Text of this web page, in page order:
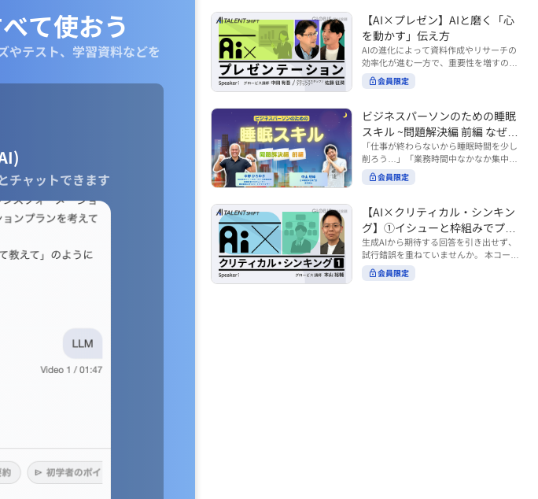
て使おう
やテスト、学習資料などを
チャットできます
is.co.jp/ja/courses/fe285262/learn/step
s/59808 ・傾聴力 ~リーダーのための聴
く技術~（実践編） https://unlimited.gl
obis.co.jp/ja/courses/01d24a39/learn/s
teps/59813 ※本動画は、制作時点の情
報に基づき作成したものです（2026年6
月制作）
で設計された全12回のシリーズです。
（順次公開） https://unlimited.globis.c
o.jp/ja/tags/AI%E3%83%93%E3%82%B
8%E3%83%8D%E3%82%B9%E3%82%
B7%E3%83%95%E3%83%88 ・基礎編
（第1回〜3回）：リーダーやマネージャ
ーに求められる、AI時代の基礎的なリテ
ジメント編（第4回〜7回）：AI時代のリ
ーダーシップや組織変革を中心に学ぶコ
ース ・機能別戦略編（第8回〜12回）：
AI時代における機能別での戦略のあり方
を中心に学ぶコース より実践的なAIツー
ルの活用法について学びたい方は『AI W
earch?tag=AI%E3%83%AF%E3%83%B
C%E3%82%AF%E3%82%B7%E3%83%
95%E3%83%88 ※本コースは、AIのマネ
ジメント活用を学ぶ「AIビジネスシフ
ト」シリーズの一環として提供していま
す。 ※本動画は、制作時点の情報に基づ
ス・キャピタル・パートナーズ 代表パ
ートナー
期配信されます。 取り上げて欲しいご質
問やテーマ、感想を随時受け付けていま
す。 グーグルフォーム（https://forms.g
le/qqoBYuRUmUYz4scC6） または グ
ロ放題編集部員のX（https://x.com/mai
rakobayashi） まで、ぜひご要望をお
6月制作）
【AI×プレゼン】AIと磨く「心
を動かす」伝え方
AIの進化によって資料作成やリサーチの
効率化が進む一方で、重要性を増すのが
「伝える力」です。本コースでは、AI時
代のプレゼンに求められるデリバリース
を客観的に評価し、改善できるAI活用法
も紹介。大事な場面で「心を動かす」プ
レゼンをしたい方におすすめです。関連
コース「プレゼンテーションスキル」も
併せてご覧ください。 ▼プレゼン動画分
析プロンプト（辛口） https://hodai.glo
bis.co.jp/learning_documents/6f976cd
ル https://unlimited.globis.co.jp/ja/co
urses/598f3254/ ※本コースは、AI時代
のビジネススキルを学ぶ「AIタレントシ
フト」シリーズの一環として提供してい
ます。 https://unlimited.globis.co.jp/j
a/tags/AI%E3%82%BF%E3%83%AC%E
会員限定
ビジネスパーソンのための睡眠
スキル ~問題解決編 前編 なぜ眠
れないのか？~
「仕事が終わらないから睡眠時間を少し
削ろう…」「業務時間中なかなか集中で
きない…」「毎日朝起きるのがつら
い…」。 あなたはこのような経験をした
トの時間をやりくりするために、真っ先
に削りがちなのが「睡眠」時間。 実は
今、日本社会は世界と比較して「最も眠
らない国」だということもわかってきて
います。 慢性的な睡眠不足は、心身の健
康に悪影響なだけでなく、仕事のパフォ
ーマンスにも当然大きな影響を与え、社
会員限定
【AI×クリティカル・シンキン
グ】①イシューと枠組みでプロ
ンプトを磨く
生成AIから期待する回答を引き出せず、
試行錯誤を重ねていませんか。 本コース
では、生成AI活用の質を高める鍵とし
て、クリティカル・シンキングの視点か
会員限定